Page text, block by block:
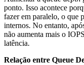
ponto. Isso acontece
fazer em paralelo, o que
internos. No entanto,
não aumenta mais o
latência.
Relação entre Queue